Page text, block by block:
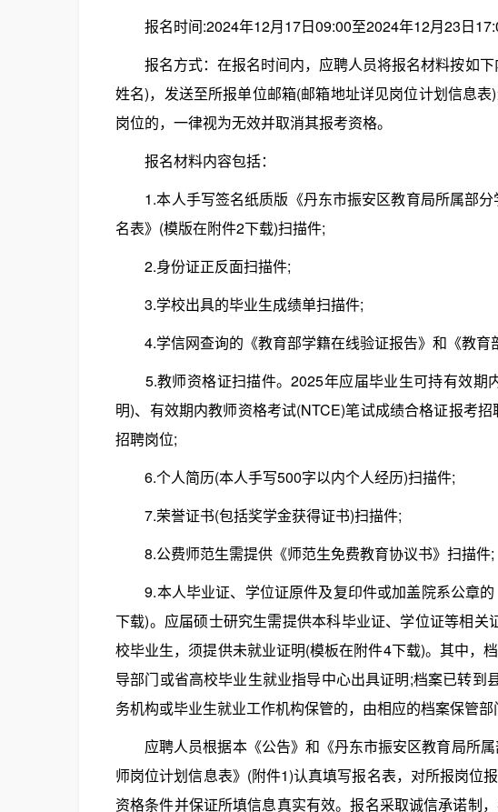
报名时间:2024年12月17日09:00至2024年12月23日
报名方式：在报名时间内，应聘人员将报名材料按如下
姓名)，发送至所报单位邮箱(邮箱地址详见岗位计划信息
岗位的，一律视为无效并取消其报考资格。
报名材料内容包括：
1.本人手写签名纸质版《丹东市振安区教育局所属部分
名表》(模版在附件2下载)扫描件;
2.身份证正反面扫描件;
3.学校出具的毕业生成绩单扫描件;
4.学信网查询的《教育部学籍在线验证报告》和《教育
5.教师资格证扫描件。2025年应届毕业生可持有效期
明)、有效期内教师资格考试(NTCE)笔试成绩合格证报考
招聘岗位;
6.个人简历(本人手写500字以内个人经历)扫描件;
7.荣誉证书(包括奖学金获得证书)扫描件;
8.公费师范生需提供《师范生免费教育协议书》扫描件;
9.本人毕业证、学位证原件及复印件或加盖院系公章的
下载)。应届硕士研究生需提供本科毕业证、学位证等相
校毕业生，须提供未就业证明(模板在附件4下载)。其中，
导部门或省高校毕业生就业指导中心出具证明;档案已转
务机构或毕业生就业工作机构保管的，由相应的档案保管部
应聘人员根据本《公告》和《丹东市振安区教育局所属
师岗位计划信息表》(附件1)认真填写报名表，对所报岗位
资格条件并保证所填信息真实有效。报名采取诚信承诺制